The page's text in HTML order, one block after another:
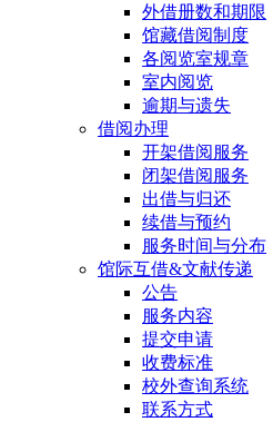
外借册数和期限
馆藏借阅制度
各阅览室规章
室内阅览
逾期与遗失
借阅办理
开架借阅服务
闭架借阅服务
出借与归还
续借与预约
服务时间与分布
馆际互借&文献传递
公告
服务内容
提交申请
收费标准
校外查询系统
联系方式